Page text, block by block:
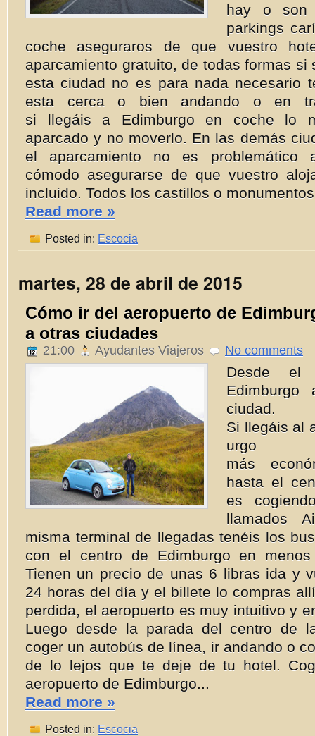
hay o
parkings
coche aseguraros de que vuestro
aparcamiento gratuito, de todas formas si
esta ciudad no es para nada necesario
esta cerca o bien andando o en
si llegáis a Edimburgo en coche lo
aparcado y no moverlo. En las demás
el aparcamiento no es problemático
cómodo asegurarse de que vuestro
incluido. Todos los castillos o
Read more »
Posted in: Escocia
martes, 28 de abril de 2015
Cómo ir del aeropuerto de
a otras ciudades
21:00 Ayudantes Viajeros No comments
Desde el
ciudad.
Si llegáis al
urgo
más
hasta el
es
llamados
misma terminal de llegadas tenéis los
con el centro de Edimburgo en
Tienen un precio de unas 6 libras ida y
24 horas del día y el billete lo compras
perdida, el aeropuerto es muy intuitivo y
Luego desde la parada del centro de
coger un autobús de línea, ir andando o
de lo lejos que te deje de tu hotel.
aeropuerto de Edimburgo...
Read more »
Posted in: Escocia